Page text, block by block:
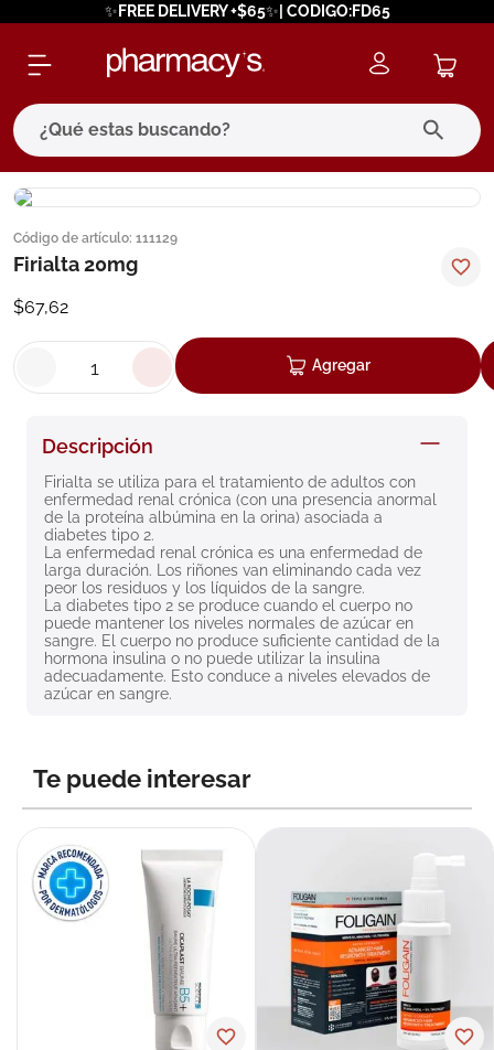
✨FREE DELIVERY +$65✨| CODIGO:FD65
¿Qué estas buscando?
Código de artículo: 111129
Firialta 20mg
$67,62
Agregar
Descripción
Firialta se utiliza para el tratamiento de adultos con
enfermedad renal crónica (con una presencia anormal
de la proteína albúmina en la orina) asociada a
diabetes tipo 2.
La enfermedad renal crónica es una enfermedad de
larga duración. Los riñones van eliminando cada vez
peor los residuos y los líquidos de la sangre.
La diabetes tipo 2 se produce cuando el cuerpo no
puede mantener los niveles normales de azúcar en
sangre. El cuerpo no produce suficiente cantidad de la
hormona insulina o no puede utilizar la insulina
adecuadamente. Esto conduce a niveles elevados de
azúcar en sangre.
Te puede interesar
términos más buscados
1. eucerin
pilexil
5. cerave
6 degraler
7. isdin
8. roche posay
9. megacistin
10.pañales